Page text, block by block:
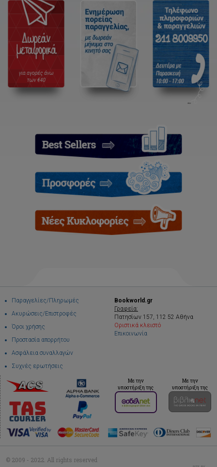
Παραγγελίες/Πληρωμές
Ακυρώσεις/Επιστροφές
Όροι χρήσης
Προστασία απορρήτου
Ασφάλεια συναλλαγών
Συχνές ερωτήσεις
Bookworld.gr
Γραφεία:
Πατησίων 157, 112 52 Αθήνα
Οριστικά κλειστό
Επικοινωνία
Με την
υποστήριξη της
Με την
υποστήριξη της
© 2009 - 2022. All rights reserved